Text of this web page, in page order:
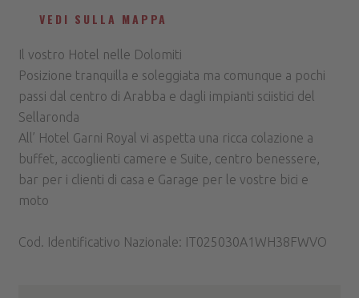
VEDI SULLA MAPPA
Il vostro Hotel nelle Dolomiti
Posizione tranquilla e soleggiata ma comunque a pochi
passi dal centro di Arabba e dagli impianti sciistici del
Sellaronda
All’ Hotel Garni Royal vi aspetta una ricca colazione a
buffet, accoglienti camere e Suite, centro benessere,
bar per i clienti di casa e Garage per le vostre bici e
moto
Cod. Identificativo Nazionale: IT025030A1WH38FWVO